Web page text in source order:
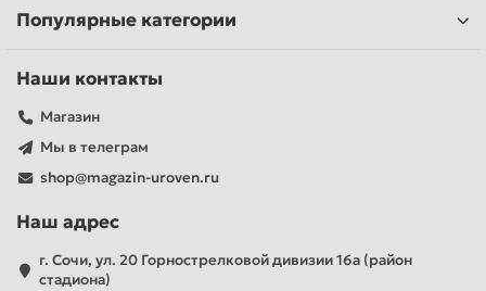
Популярные категории
Наши контакты
Магазин
Мы в телеграм
shop@magazin-uroven.ru
Наш адрес
г. Сочи, ул. 20 Горнострелковой дивизии 16а (район
стадиона)